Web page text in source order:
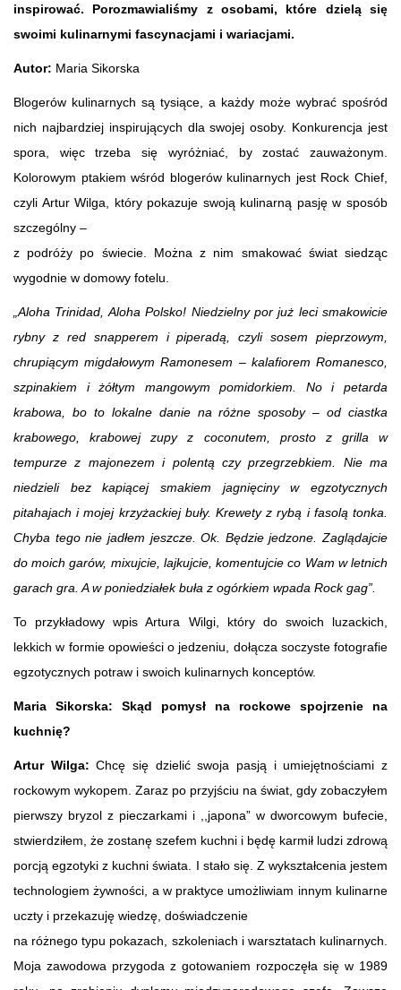
inspirować. Porozmawialiśmy z osobami, które dzielą się
swoimi kulinarnymi fascynacjami i wariacjami.
Autor: Maria Sikorska
Blogerów kulinarnych są tysiące, a każdy może wybrać spośród
nich najbardziej inspirujących dla swojej osoby. Konkurencja jest
spora, więc trzeba się wyróżniać, by zostać zauważonym.
Kolorowym ptakiem wśród blogerów kulinarnych jest Rock Chief,
czyli Artur Wilga, który pokazuje swoją kulinarną pasję w sposób
szczególny –
z podróży po świecie. Można z nim smakować świat siedząc
wygodnie w domowy fotelu.
Aloha Trinidad, Aloha Polsko! Niedzielny por już leci smakowicie
rybny z red snapperem i piperadą, czyli sosem pieprzowym,
chrupiącym migdałowym Ramonesem – kalafiorem Romanesco,
szpinakiem i żółtym mangowym pomidorkiem. No i petarda
krabowa, bo to lokalne danie na różne sposoby – od ciastka
krabowego, krabowej zupy z coconutem, prosto z grilla w
tempurze z majonezem i polentą czy przegrzebkiem. Nie ma
niedzieli bez kapiącej smakiem jagnięciny w egzotycznych
pitahajach i mojej krzyżackiej buły. Krewety z rybą i fasolą tonka.
Chyba tego nie jadłem jeszcze. Ok. Będzie jedzone. Zaglądajcie
do moich garów, mixujcie, lajkujcie, komentujcie co Wam w letnich
garach gra. A w poniedziałek buła z ogórkiem wpada Rock gag”.
To przykładowy wpis Artura Wilgi, który do swoich luzackich,
lekkich w formie opowieści o jedzeniu, dołącza soczyste fotografie
egzotycznych potraw i swoich kulinarnych konceptów.
Maria Sikorska: Skąd pomysł na rockowe spojrzenie na
kuchnię?
Artur Wilga: Chcę się dzielić swoja pasją i umiejętnościami z
rockowym wykopem. Zaraz po przyjściu na świat, gdy zobaczyłem
pierwszy bryzol z pieczarkami i ,,japona” w dworcowym bufecie,
stwierdziłem, że zostanę szefem kuchni i będę karmił ludzi zdrową
porcją egzotyki z kuchni świata. I stało się. Z wykształcenia jestem
technologiem żywności, a w praktyce umożliwiam innym kulinarne
uczty i przekazuję wiedzę, doświadczenie
na różnego typu pokazach, szkoleniach i warsztatach kulinarnych.
Moja zawodowa przygoda z gotowaniem rozpoczęła się w 1989